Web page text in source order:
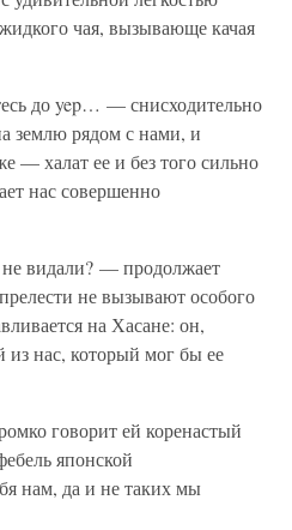
чая, вызывающе качая
до yep… — снисходительно
землю рядом с нами, и
— халат ее и без того сильно
нас совершенно
видали? — продолжает
не вызывают особого
на Хасане: он,
из нас, который мог бы ее
говорит ей коренастый
японской
нам, да и не таких мы